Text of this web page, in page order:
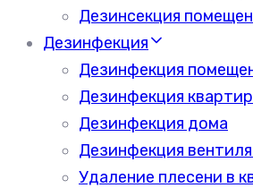
Дезинсекция
Дезинфекция
Дезинфекция
Дезинфекция
Дезинфекция дома
Дезинфекция
Удаление плесени в